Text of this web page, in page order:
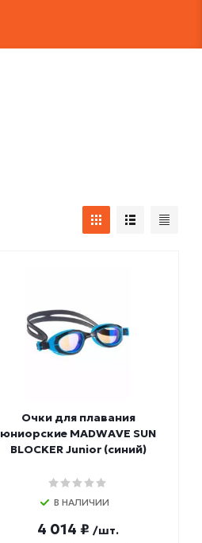
Очки для плавания
юниорские MADWAVE SUN
BLOСKER Junior (синий)
В НАЛИЧИИ
4 014 ₽ /шт.